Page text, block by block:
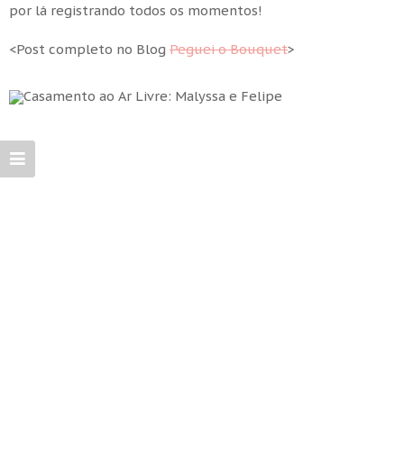
por lá registrando todos os momentos!
<Post completo no Blog Peguei o Bouquet>